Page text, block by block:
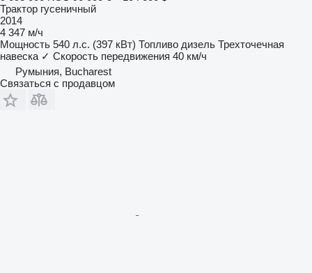
Трактор гусеничный
2014
4 347 м/ч
Мощность 540 л.с. (397 кВт) Топливо дизель Трехточечная
навеска ✓ Скорость передвижения 40 км/ч
Румыния, Bucharest
Связаться с продавцом